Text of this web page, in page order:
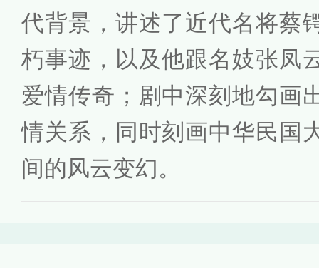
代背景，讲述了近代名将蔡
朽事迹，以及他跟名妓张凤
爱情传奇；剧中深刻地勾画
情关系，同时刻画中华民国
间的风云变幻。